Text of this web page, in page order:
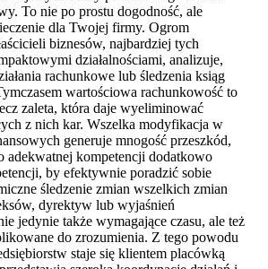
To nie po prostu dogodność, ale
dla Twojej firmy. Ogrom
biznesów, najbardziej tych
działalnościami, analizuje,
rachunkowe lub śledzenia ksiąg
wartościowa rachunkowość to
zaleta, która daje wyeliminować
z nich kar. Wszelka modyfikacja w
generuje mnogość przeszkód,
adekwatnej kompetencji dodatkowo
by efektywnie poradzić sobie
śledzenie zmian wszelkich zmian
dyrektyw lub wyjaśnień
jedynie także wymagające czasu, ale też
do zrozumienia. Z tego powodu
staje się klientem placówką